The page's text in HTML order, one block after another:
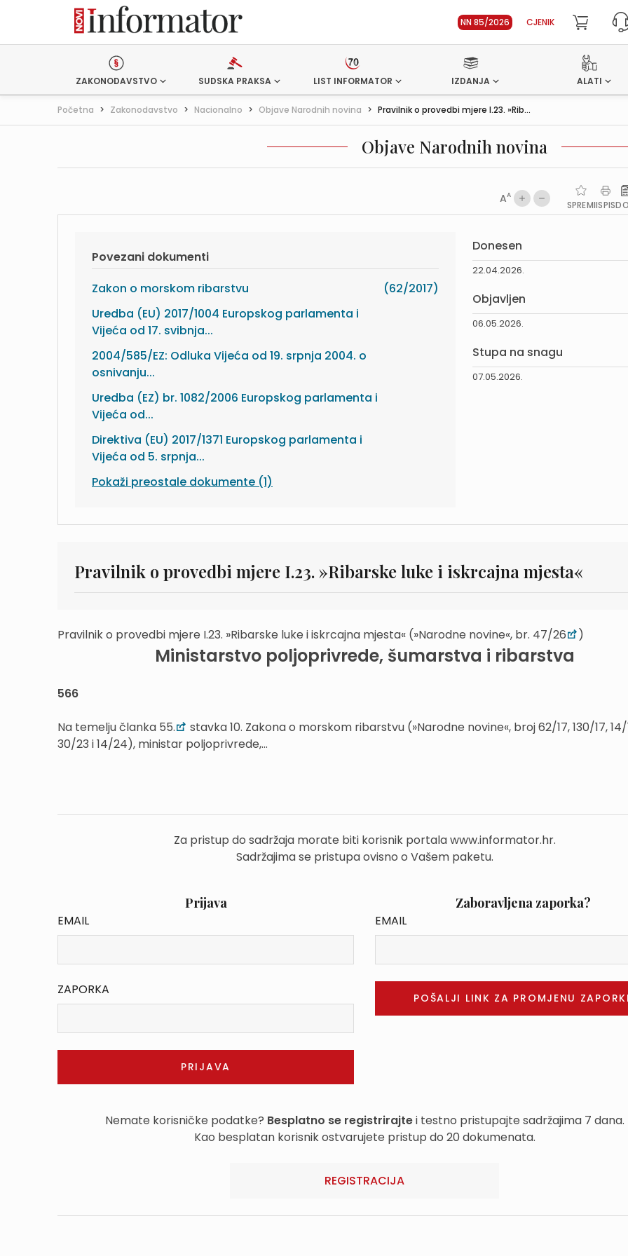
NN 85/2026 CJENIK
ZAKONODAVSTVO SUDSKA PRAKSA LIST INFORMATOR IZDANJA ALATI
Početna > Zakonodavstvo > Nacionalno > Objave Narodnih novina > Pravilnik o provedbi mjere I.23. »Rib...
Objave Narodnih novina
AA
SPREMIISPIS
Povezani dokumenti
Zakon o morskom ribarstvu
(62/2017)
Uredba (EU) 2017/1004 Europskog parlamenta i
Vijeća od 17. svibnja...
2004/585/EZ: Odluka Vijeća od 19. srpnja 2004. o
osnivanju...
Uredba (EZ) br. 1082/2006 Europskog parlamenta i
Vijeća od...
Direktiva (EU) 2017/1371 Europskog parlamenta i
Vijeća od 5. srpnja...
Pokaži preostale dokumente (1)
Donesen
22.04.2026.
Objavljen
06.05.2026.
Stupa na snagu
07.05.2026.
Pravilnik o provedbi mjere I.23. »Ribarske luke i iskrcajna mjesta«
Pravilnik o provedbi mjere I.23. »Ribarske luke i iskrcajna mjesta« (»Narodne novine«, br. 47/26 )
Ministarstvo poljoprivrede, šumarstva i ribarstva
566
Na temelju članka 55.
stavka 10. Zakona o morskom ribarstvu (»Narodne novine«, broj 62/17, 130/17, 14/
30/23 i 14/24), ministar poljoprivrede,...
Za pristup do sadržaja morate biti korisnik portala www.informator.hr.
Sadržajima se pristupa ovisno o Vašem paketu.
Prijava
EMAIL
ZAPORKA
Zaboravljena zaporka?
EMAIL
Nemate korisničke podatke? Besplatno se registrirajtei testno pristupajte sadržajima 7 dana.
Kao besplatan korisnik ostvarujete pristup do 20 dokumenata.
REGISTRACIJA